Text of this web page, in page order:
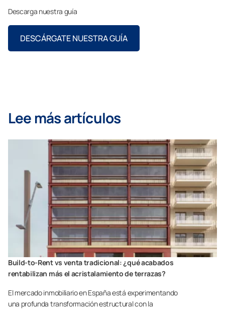
Descarga nuestra guía
DESCÁRGATE NUESTRA GUÍA
Lee más artículos
Build-to-Rent vs venta tradicional: ¿qué acabados
rentabilizan más el acristalamiento de terrazas?
El mercado inmobiliario en España está experimentando
una profunda transformación estructural con la